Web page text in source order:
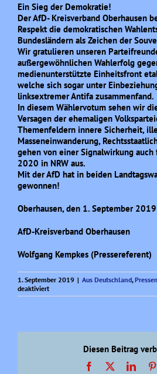
Ein Sieg der Demokratie!
Der AfD- Kreisverband Oberhausen
Respekt die demokratischen
Bundesländern als Zeichen der
Wir gratulieren unseren
außergewöhnlichen Wahlerfolg
medienunterstützte Einheitsfront
welche sich sogar unter
linksextremer Antifa zusammenfand.
In diesem Wählervotum sehen wir
Versagen der ehemaligen
Themenfeldern innere Sicherheit,
Masseneinwanderung,
gehen von einer Signalwirkung
2020 in NRW aus.
Mit der AfD hat in beiden
gewonnen!
Oberhausen, den 1. September 2019
AfD-Kreisverband Oberhausen
Wolfgang Kempkes (Pressereferent)
1. September 2019 | Aus Deutschland,
deaktiviertfür
Pressemitteilung
Oberhausen
Diesen Beitrag
Facebook